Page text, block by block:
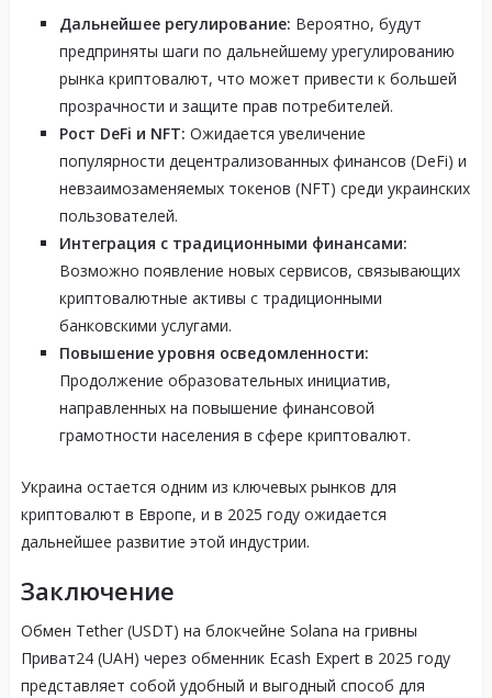
Дальнейшее регулирование: Вероятно, будут
предприняты шаги по дальнейшему урегулированию
рынка криптовалют, что может привести к большей
прозрачности и защите прав потребителей.
Рост DeFi и NFT: Ожидается увеличение
популярности децентрализованных финансов (DeFi) и
невзаимозаменяемых токенов (NFT) среди украинских
пользователей.
Интеграция с традиционными финансами:
Возможно появление новых сервисов, связывающих
криптовалютные активы с традиционными
банковскими услугами.
Повышение уровня осведомленности:
Продолжение образовательных инициатив,
направленных на повышение финансовой
грамотности населения в сфере криптовалют.
Украина остается одним из ключевых рынков для
криптовалют в Европе, и в 2025 году ожидается
дальнейшее развитие этой индустрии.
Заключение
Обмен Tether (USDT) на блокчейне Solana на гривны
Приват24 (UAH) через обменник Ecash Expert в 2025 году
представляет собой удобный и выгодный способ для